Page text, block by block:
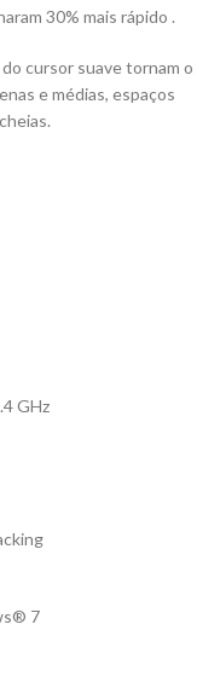
30% mais rápido .
cursor suave tornam o
e médias, espaços
GHz
7